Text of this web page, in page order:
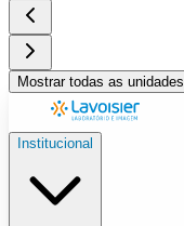
Mostrar todas as unidades
Institucional